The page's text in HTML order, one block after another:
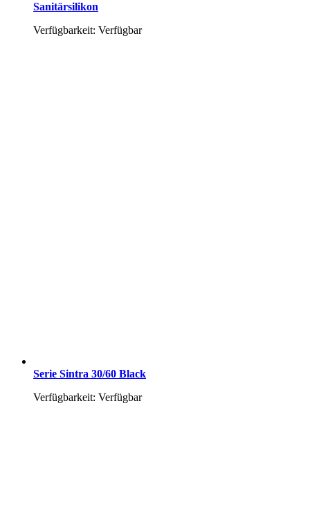
Sanitärsilikon
Verfügbarkeit: Verfügbar
Serie Sintra 30/60 Black
Verfügbarkeit: Verfügbar